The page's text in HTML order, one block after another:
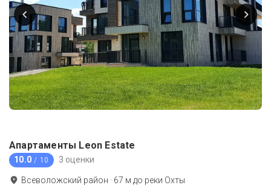
Апартаменты Leon Estate
10.0 / 10 3 оценки
Всеволожский район · 67 м до реки Охты